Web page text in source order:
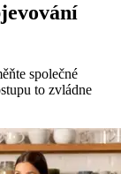
společné
to zvládne